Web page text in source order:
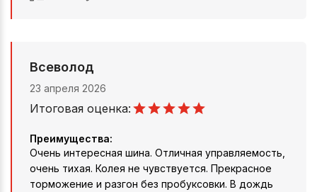
Всеволод
23 апреля 2026
Итоговая оценка:
Преимущества:
Очень интересная шина. Отличная управляемость,
очень тихая. Колея не чувствуется. Прекрасное
торможение и разгон без пробуксовки. В дождь